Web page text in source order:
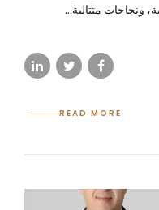
ونجاحات متتالية...
READ MORE